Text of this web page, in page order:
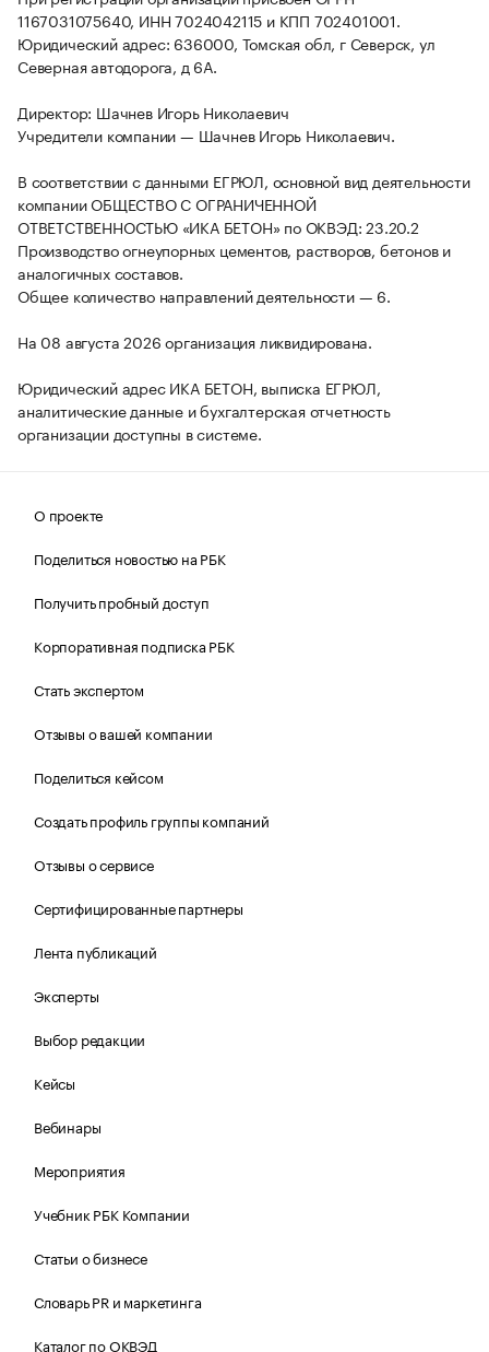
1167031075640, ИНН 7024042115 и КПП 702401001.
Юридический адрес: 636000, Томская обл, г Северск, ул
Северная автодорога, д 6А.
Директор: Шачнев Игорь Николаевич
Учредители компании — Шачнев Игорь Николаевич.
В соответствии с данными ЕГРЮЛ, основной вид деятельности
компании ОБЩЕСТВО С ОГРАНИЧЕННОЙ
ОТВЕТСТВЕННОСТЬЮ «ИКА БЕТОН» по ОКВЭД: 23.20.2
Производство огнеупорных цементов, растворов, бетонов и
аналогичных составов.
Общее количество направлений деятельности — 6.
На 08 августа 2026 организация ликвидирована.
Юридический адрес ИКА БЕТОН, выписка ЕГРЮЛ,
аналитические данные и бухгалтерская отчетность
организации доступны в системе.
О проекте
Поделиться новостью на РБК
Получить пробный доступ
Корпоративная подписка РБК
Стать экспертом
Отзывы о вашей компании
Поделиться кейсом
Создать профиль группы компаний
Отзывы о сервисе
Сертифицированные партнеры
Лента публикаций
Эксперты
Выбор редакции
Кейсы
Вебинары
Мероприятия
Учебник РБК Компании
Статьи о бизнесе
Словарь PR и маркетинга
Каталог по ОКВЭД